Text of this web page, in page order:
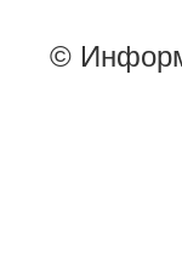
©